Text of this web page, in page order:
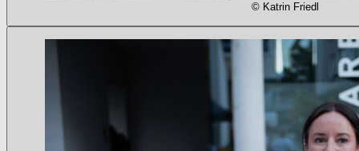
© Katrin Friedl